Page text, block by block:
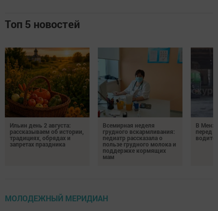
Топ 5 новостей
Ильин день 2 августа:
рассказываем об истории,
традициях, обрядах и
запретах праздника
Всемирная неделя
грудного вскармливания:
педиатр рассказала о
пользе грудного молока и
поддержке кормящих
мам
В
перед
МОЛОДЕЖНЫЙ МЕРИДИАН